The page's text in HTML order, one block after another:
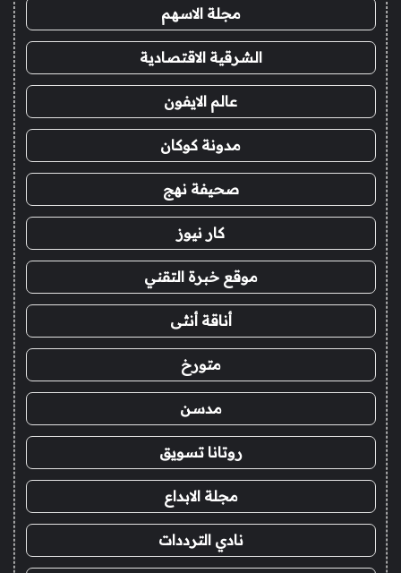
مجلة الاسهم
الشرقية الاقتصادية
عالم الايفون
مدونة كوكان
صحيفة نهج
كار نيوز
موقع خبرة التقني
أناقة أنثى
متورخ
مدسن
روتانا تسويق
مجلة الابداع
نادي الترددات